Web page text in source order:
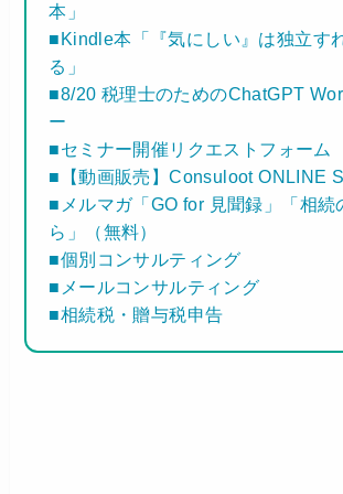
本」
■Kindle本「『気にしい』は独立す
る」
■8/20 税理士のためのChatGPT
ー
■セミナー開催リクエストフォーム
■【動画販売】Consuloot ONLINE
■メルマガ「GO for 見聞録」「相続
ら」（無料）
■個別コンサルティング
■メールコンサルティング
■相続税・贈与税申告